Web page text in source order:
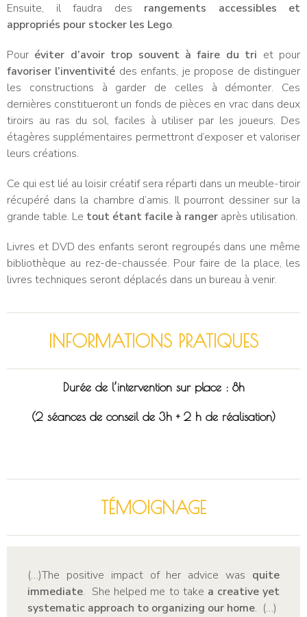
Ensuite, il faudra des rangements accessibles et
appropriés pour stocker les Lego.
Pour éviter d’avoir trop souvent à faire du tri et pour
favoriser l’inventivité des enfants, je propose de distinguer
les constructions à garder de celles à démonter. Ces
dernières constitueront un fonds de pièces en vrac dans deux
tiroirs au ras du sol, faciles à utiliser par les joueurs. Des
étagères supplémentaires permettront d’exposer et valoriser
leurs créations.
Ce qui est lié au loisir créatif sera réparti dans un meuble-tiroir
récupéré dans la chambre d’amis. Il pourront dessiner sur la
grande table. Le tout étant facile à ranger après utilisation.
Livres et DVD des enfants seront regroupés dans une même
bibliothèque au rez-de-chaussée. Pour faire de la place, les
livres techniques seront déplacés dans un bureau à venir.
INFORMATIONS PRATIQUES​
Durée de l’intervention sur place : 8h
(2 séances de conseil de 3h + 2 h de réalisation)
TÉMOIGNAGE
(…)The positive impact of her advice was quite
immediate. She helped me to take a creative yet
systematic approach to organizing our home. (…)